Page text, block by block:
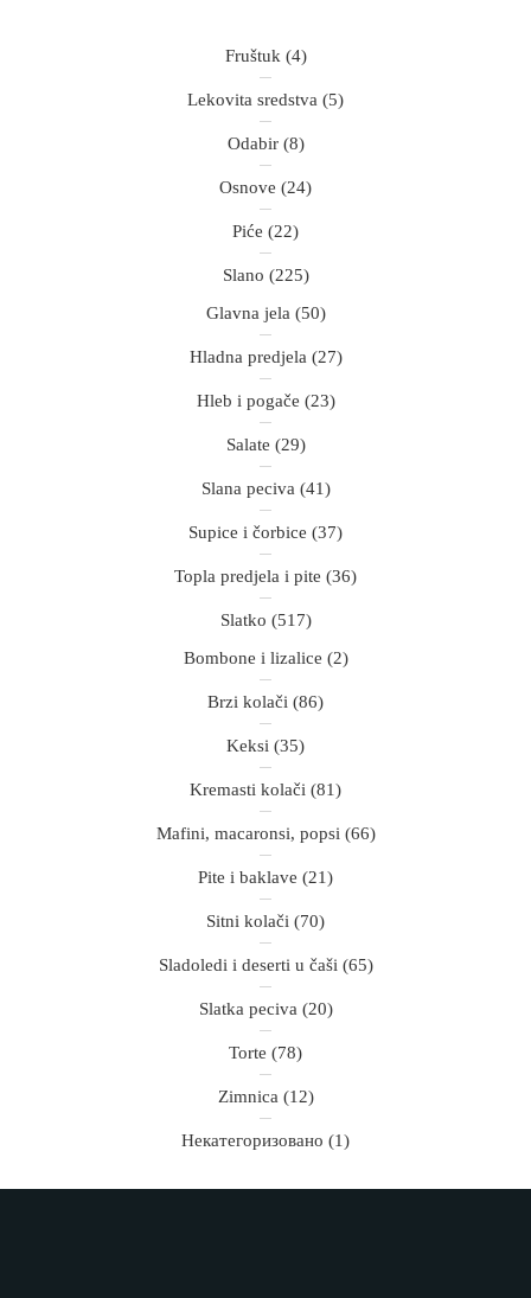
Fruštuk (4)
Lekovita sredstva (5)
Odabir(8)
Osnove (24)
Piće (22)
Slano (225)
Glavna jela (50)
Hladna predjela (27)
Hleb i pogače (23)
Salate (29)
Slana peciva (41)
Supice i čorbice (37)
Topla predjela i pite (36)
Slatko (517)
Bombone i lizalice (2)
Brzi kolači (86)
Keksi (35)
Kremasti kolači (81)
Mafini, macaronsi, popsi (66)
Pite i baklave (21)
Sitni kolači (70)
Sladoledi i deserti u čaši (65)
Slatka peciva (20)
Torte (78)
Zimnica (12)
Некатегоризовано (1)